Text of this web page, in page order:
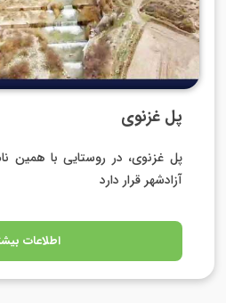
پل غزنوی
پل غزنوی، در روستایی با
آزادشهر قرار دارد
اطلاعات